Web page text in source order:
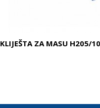
KLIJEŠTA ZA MASU H205/